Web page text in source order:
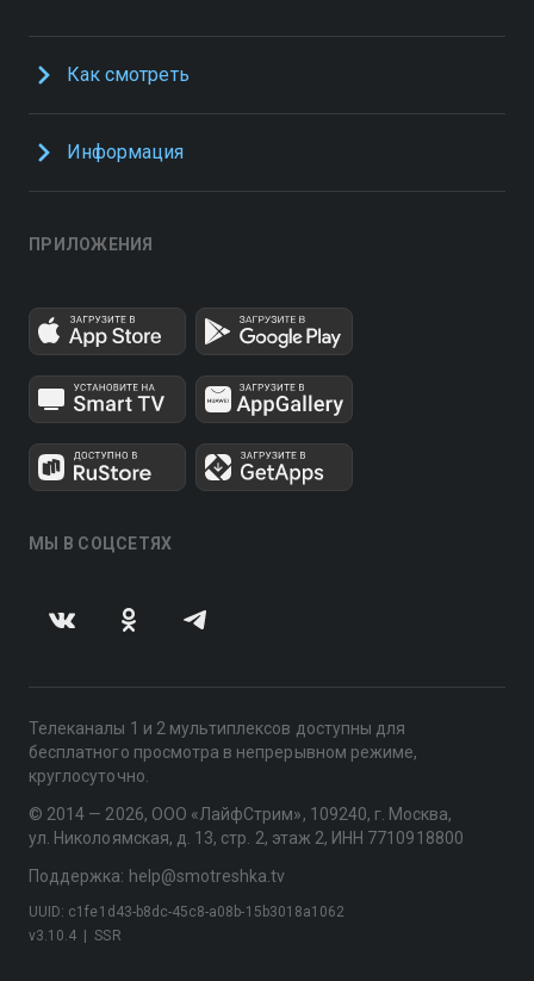
Как смотреть
Информация
ПРИЛОЖЕНИЯ
МЫ В СОЦСЕТЯХ
Телеканалы 1 и 2 мультиплексов доступны для
бесплатного просмотра в непрерывном режиме,
круглосуточно.
© 2014 — 2026, ООО «ЛайфСтрим», 109240, г. Москва,
ул. Николоямская, д. 13, стр. 2, этаж 2, ИНН 7710918800
Поддержка: help@smotreshka.tv
v3.10.4 SSR
UUID: c1fe1d43-b8dc-45c8-a08b-15b3018a1062